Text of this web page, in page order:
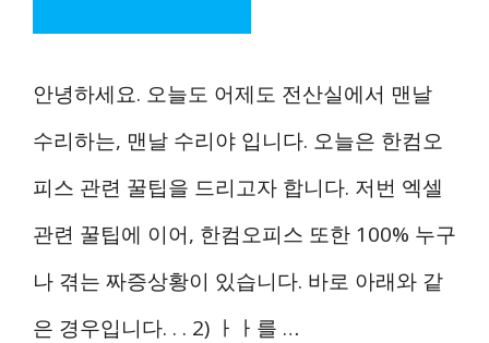
안녕하세요. 오늘도 어제도 전산실에서 맨날
수리하는, 맨날 수리야 입니다. 오늘은 한컴오
피스 관련 꿀팁을 드리고자 합니다. 저번 엑셀
관련 꿀팁에 이어, 한컴오피스 또한 100% 누구
나 겪는 짜증상황이 있습니다. 바로 아래와 같
은 경우입니다. . . 2) ㅏㅏ를 …